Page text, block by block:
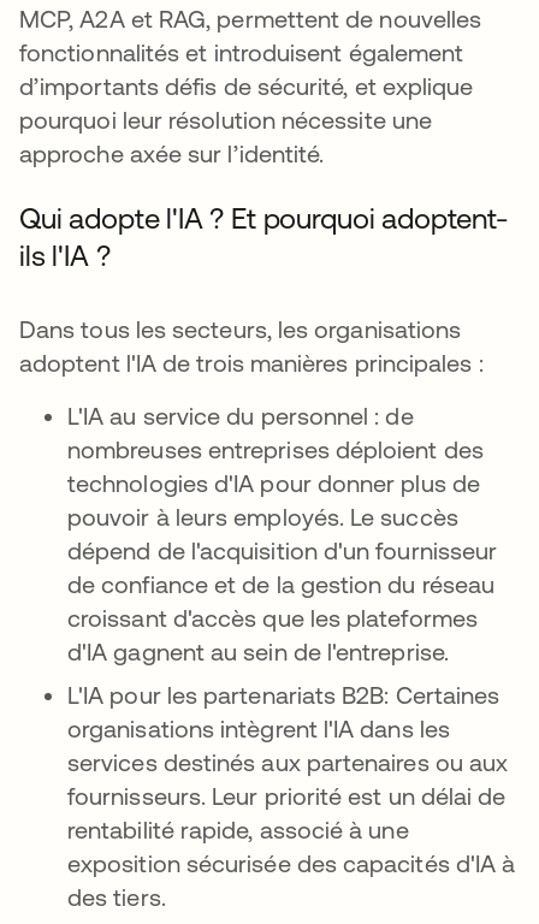
MCP, A2A et RAG, permettent de nouvelles
fonctionnalités et introduisent également
d’importants défis de sécurité, et explique
pourquoi leur résolution nécessite une
approche axée sur l’identité.
Qui adopte l'IA ? Et pourquoi adoptent-
ils l'IA ?
Dans tous les secteurs, les organisations
adoptent l'IA de trois manières principales :
L'IA au service du personnel : de
nombreuses entreprises déploient des
technologies d'IA pour donner plus de
pouvoir à leurs employés. Le succès
dépend de l'acquisition d'un fournisseur
de confiance et de la gestion du réseau
croissant d'accès que les plateformes
d'IA gagnent au sein de l'entreprise.
L'IA pour les partenariats B2B: Certaines
organisations intègrent l'IA dans les
services destinés aux partenaires ou aux
fournisseurs. Leur priorité est un délai de
rentabilité rapide, associé à une
exposition sécurisée des capacités d'IA à
des tiers.